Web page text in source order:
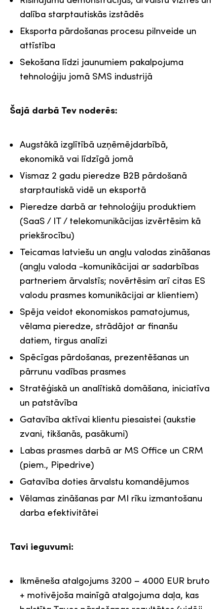
dalība starptautiskās izstādēs
Eksporta pārdošanas procesu pilnveide un
attīstība
Sekošana līdzi jaunumiem pakalpojuma
tehnoloģiju jomā SMS industrijā
Šajā darbā Tev noderēs:
Augstākā izglītībā uzņēmējdarbībā,
ekonomikā vai līdzīgā jomā
Vismaz 2 gadu pieredze B2B pārdošanā
starptautiskā vidē un eksportā
Pieredze darbā ar tehnoloģiju produktiem
(SaaS / IT / telekomunikācijas izvērtēsim kā
priekšrocību)
Teicamas latviešu un angļu valodas zināšanas
(angļu valoda -komunikācijai ar sadarbības
partneriem ārvalstīs; novērtēsim arī citas ES
valodu prasmes komunikācijai ar klientiem)
Spēja veidot ekonomiskos pamatojumus,
vēlama pieredze, strādājot ar finanšu
datiem, tirgus analīzi
Spēcīgas pārdošanas, prezentēšanas un
pārrunu vadības prasmes
Stratēģiskā un analītiskā domāšana, iniciatīva
un patstāvība
Gatavība aktīvai klientu piesaistei (aukstie
zvani, tikšanās, pasākumi)
Labas prasmes darbā ar MS Office un CRM
(piem., Pipedrive)
Gatavība doties ārvalstu komandējumos
Vēlamas zināšanas par MI rīku izmantošanu
darba efektivitātei
Tavi ieguvumi:
Ikmēneša atalgojums 3200 – 4000 EUR bruto
+ motivējoša mainīgā atalgojuma daļa, kas